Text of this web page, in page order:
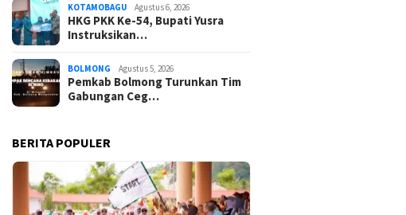
KOTAMOBAGU Agustus 6, 2026
HKG PKK Ke-54, Bupati Yusra
Instruksikan…
BOLMONG Agustus 5, 2026
Pemkab Bolmong Turunkan Tim
Gabungan Ceg…
BERITA POPULER